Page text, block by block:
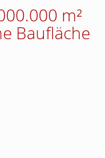
m²
Baufläche